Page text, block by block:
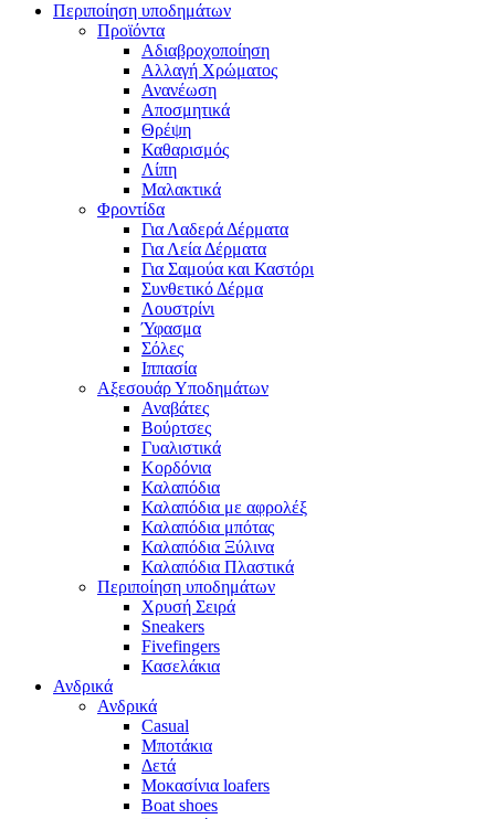
Περιποίηση υποδημάτων
Προϊόντα
Αδιαβροχοποίηση
Αλλαγή Χρώματος
Ανανέωση
Αποσμητικά
Θρέψη
Καθαρισμός
Λίπη
Μαλακτικά
Φροντίδα
Για Λαδερά Δέρματα
Για Λεία Δέρματα
Για Σαμούα και Καστόρι
Συνθετικό Δέρμα
Λουστρίνι
Ύφασμα
Σόλες
Ιππασία
Αξεσουάρ Υποδημάτων
Αναβάτες
Βούρτσες
Γυαλιστικά
Κορδόνια
Καλαπόδια
Καλαπόδια με αφρολέξ
Καλαπόδια μπότας
Καλαπόδια Ξύλινα
Καλαπόδια Πλαστικά
Περιποίηση υποδημάτων
Χρυσή Σειρά
Sneakers
Fivefingers
Κασελάκια
Ανδρικά
Ανδρικά
Casual
Μποτάκια
Δετά
Μοκασίνια loafers
Boat shoes